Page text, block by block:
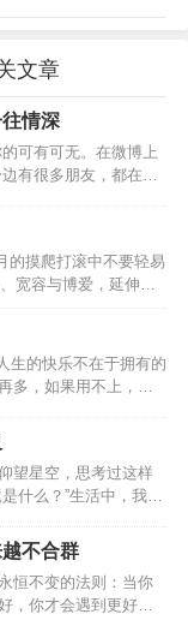
文章
情深
可有可无。在微博上
友认定了那个男人，
真的是一件太美好的
婚礼完全不上心，她
全部的担子，制作请
头到尾都好像她一个
最后的婚礼，…
的摸爬打滚中不要轻易
宽容与博爱，延伸开
但是，现实的状况往
了幸福；也许你原本
也许你原本觉得你现
，事实却往往不是这
考：我要的仅仅只有
或者是刻薄，变得
生的快乐不在于拥有的
多，如果用不上，也
后再去追求。有目的
能给人们更大的幸福
乐人生的真正意义不
的质量不在于拥有多
要做到这点，自然要
爱护亲友、帮助他
是真正的精彩。3 无限
望星空，思考过这样
什么？”生活中，我们
并不只是关于生存，
能。每个人都像是一
砺和雕琢，才能展现
意义在于自我实现，
不合群
恒不变的法则：当你
，你才会遇到更好，